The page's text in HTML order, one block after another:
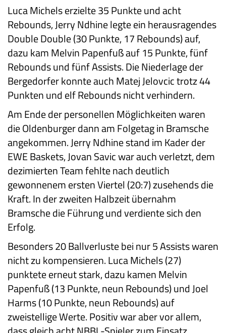
Luca Michels erzielte 35 Punkte und acht
Rebounds, Jerry Ndhine legte ein herausragendes
Double Double (30 Punkte, 17 Rebounds) auf,
dazu kam Melvin Papenfuß auf 15 Punkte, fünf
Rebounds und fünf Assists. Die Niederlage der
Bergedorfer konnte auch Matej Jelovcic trotz 44
Punkten und elf Rebounds nicht verhindern.
Am Ende der personellen Möglichkeiten waren
die Oldenburger dann am Folgetag in Bramsche
angekommen. Jerry Ndhine stand im Kader der
EWE Baskets, Jovan Savic war auch verletzt, dem
dezimierten Team fehlte nach deutlich
gewonnenem ersten Viertel (20:7) zusehends die
Kraft. In der zweiten Halbzeit übernahm
Bramsche die Führung und verdiente sich den
Erfolg.
Besonders 20 Ballverluste bei nur 5 Assists waren
nicht zu kompensieren. Luca Michels (27)
punktete erneut stark, dazu kamen Melvin
Papenfuß (13 Punkte, neun Rebounds) und Joel
Harms (10 Punkte, neun Rebounds) auf
zweistellige Werte. Positiv war aber vor allem,